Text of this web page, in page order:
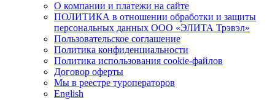
О компании и платежи на сайте
ПОЛИТИКА в отношении обработки и защиты
персональных данных ООО «ЭЛИТА Трэвэл»
Пользовательское соглашение
Политика конфиденциальности
Политика использования cookie-файлов
Договор оферты
Мы в реестре туроператоров
English